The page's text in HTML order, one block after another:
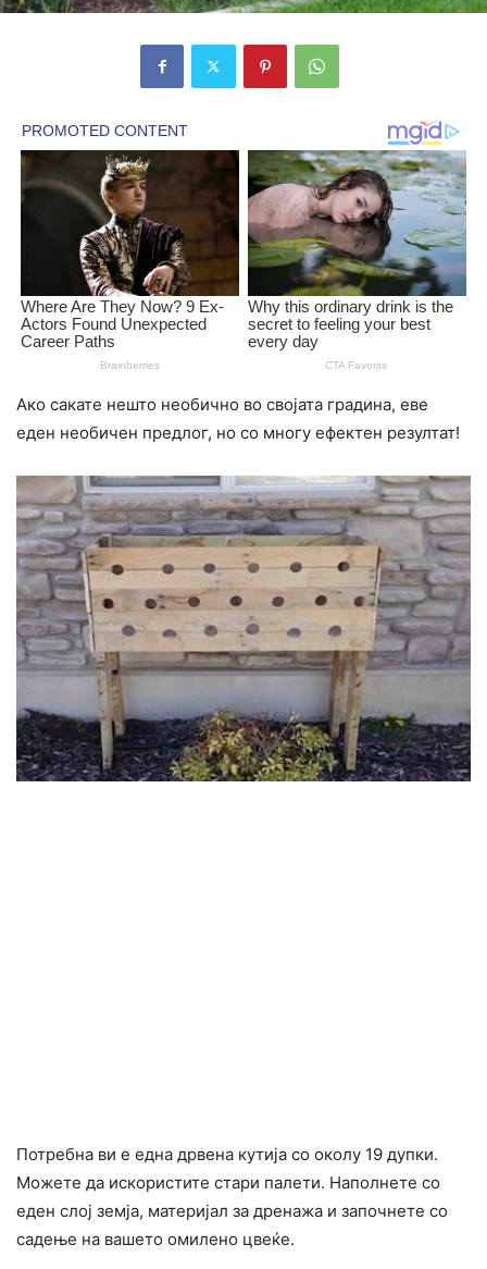
Ако сакате нешто необично во својата градина, еве
еден необичен предлог, но со многу ефектен резултат!
Потребна ви е една дрвена кутија со околу 19 дупки.
Можете да искористите стари палети. Наполнете со
еден слој земја, материјал за дренажа и започнете со
садење на вашето омилено цвеќе.